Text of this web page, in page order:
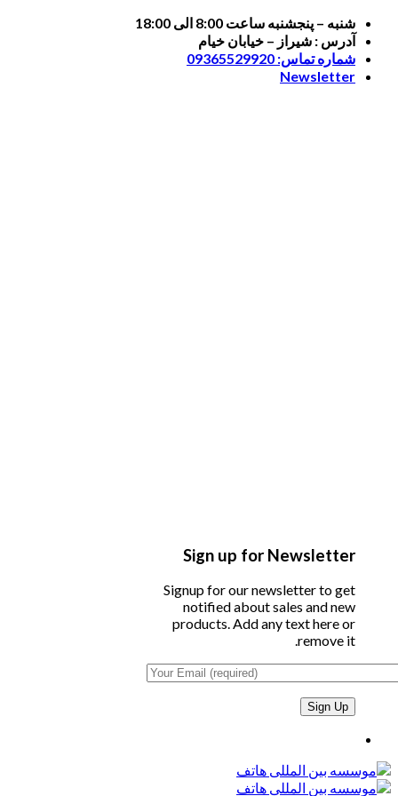
Skip
content
شنبه – پنجشنبه ساعت 8:00 الی 18:00
آدرس : شیراز – خیابان خیام
شماره تماس: 09365529920
Newsletter
Sign up for Newsletter
Signup for our newsletter to get
notified about sales and new
products. Add any text here or
remove it.